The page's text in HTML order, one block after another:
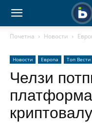
Почетна Новости
Новости Европа Топ Вести
Челзи